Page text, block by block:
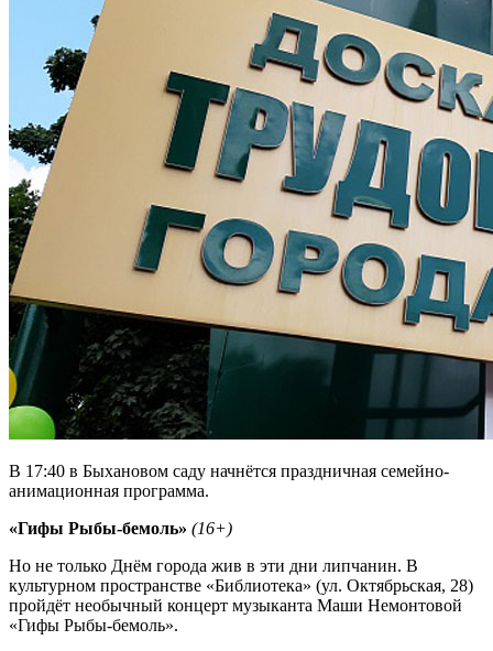
В 17:40 в Быхановом саду начнётся праздничная семейно-
анимационная программа.
«Гифы Рыбы-бемоль» (16+)
Но не только Днём города жив в эти дни липчанин. В
культурном пространстве «Библиотека» (ул. Октябрьская, 28)
пройдёт необычный концерт музыканта Маши Немонтовой
«Гифы Рыбы-бемоль».